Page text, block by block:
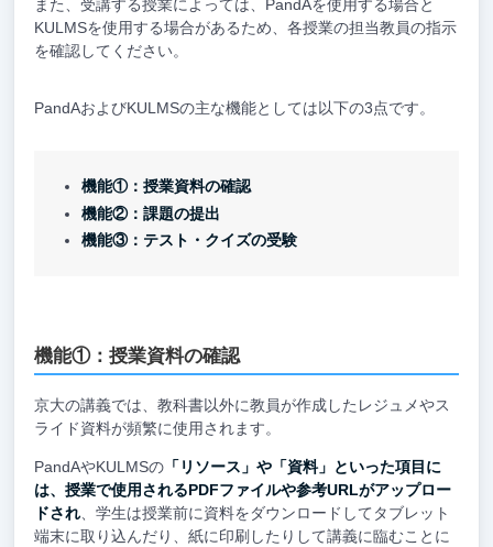
また、受講する授業によっては、PandAを使用する場合と
KULMSを使用する場合があるため、各授業の担当教員の指示
を確認してください。
PandAおよびKULMSの主な機能としては以下の3点です。
機能①：授業資料の確認
機能②：課題の提出
機能③：テスト・クイズの受験
機能①：授業資料の確認
京大の講義では、教科書以外に教員が作成したレジュメやス
ライド資料が頻繁に使用されます。
PandAやKULMSの「リソース」や「資料」といった項目に
は、授業で使用されるPDFファイルや参考URLがアップロー
ドされ、学生は授業前に資料をダウンロードしてタブレット
端末に取り込んだり、紙に印刷したりして講義に臨むことに